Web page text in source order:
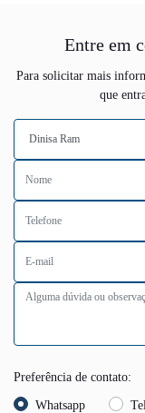
Entre em
Para solicitar mais
que
Preferência de contato:
Whatsapp